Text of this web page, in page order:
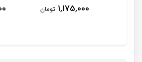
1,175,000 تومان